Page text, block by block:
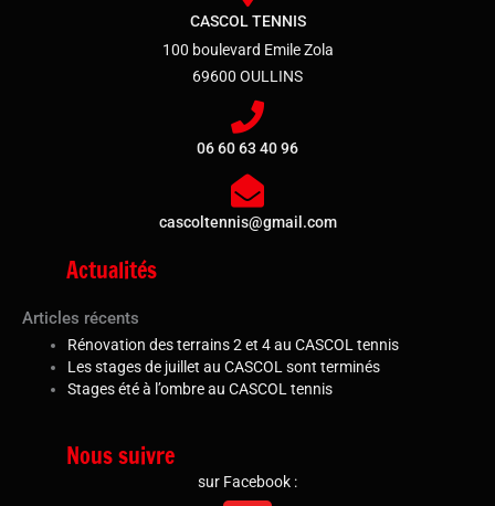
CASCOL TENNIS
100 boulevard Emile Zola
69600 OULLINS
06 60 63 40 96
cascoltennis@gmail.com
Actualités
Articles récents
Rénovation des terrains 2 et 4 au CASCOL tennis
Les stages de juillet au CASCOL sont terminés
Stages été à l’ombre au CASCOL tennis
Nous suivre
sur Facebook :